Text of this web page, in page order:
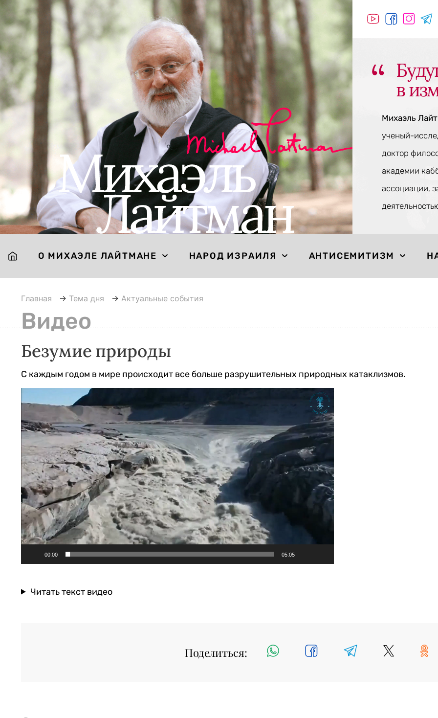
в
Михаэль
ученый-
доктор
академии
ассоциации,
О МИХАЭЛЕ ЛАЙТМАНЕ НАРОД ИЗРАИЛЯ АНТИСЕМИТИЗМ
Главная → Тема дня → Актуальные события
Видео
Безумие природы
С каждым годом в мире происходит все больше разрушительных природных катаклизмов.
00:00 05:05
Читать текст видео
Поделиться: